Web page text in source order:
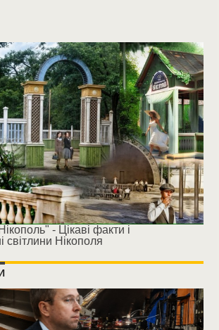
- Цікаві факти і
світлини Нікополя